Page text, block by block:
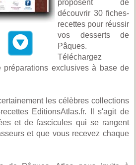
proposent de
découvrir 30 fiches-
recettes pour réussir
vos desserts de
Pâques.
Téléchargez
préparations exclusives à base de
les célèbres collections
EditionsAtlas.fr. Il s'agit de
et de fascicules qui se rangent
et que vous recevez chaque